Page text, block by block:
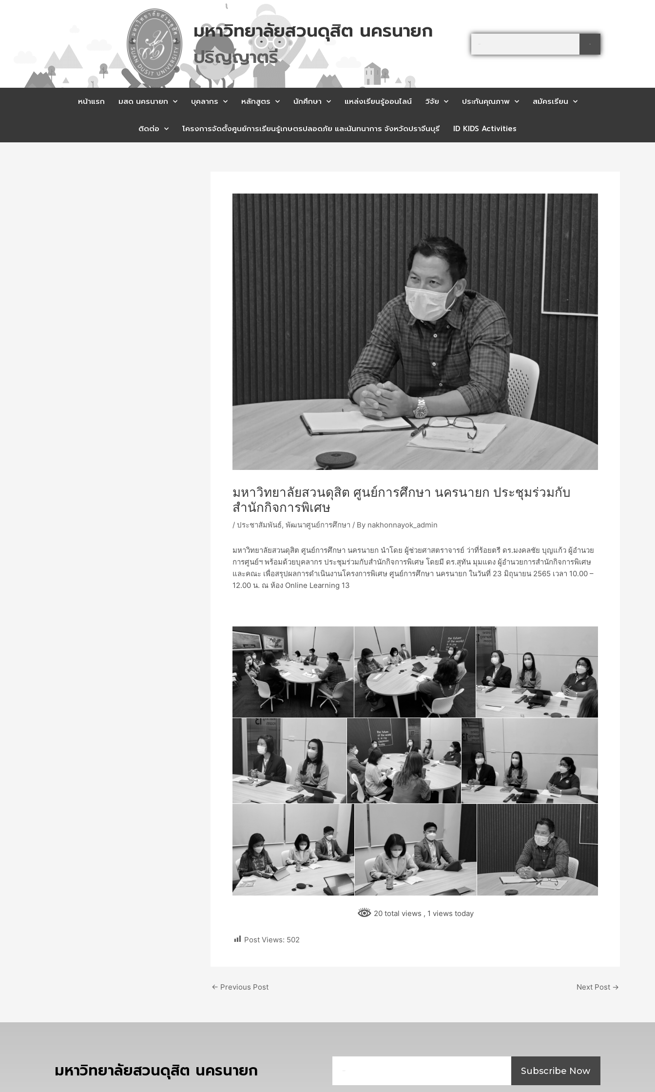
มหาวิทยาลัยสวนดุสิต นครนายก
ปรญญาตร
Search
หน้าแรก มสด นครนายก บุคลากร หลักสูตร นักศึกษา แหล่งเรียนรู้ออนไลน์ วิจัย ประกันคุณภาพ สมัครเรียน
ติดต่อ โครงการจัดตั้งศูนย์การเรียนรู้เกษตรปลอดภัย และนันทนาการ จังหวัดปราจีนบุรี ID KIDS Activities
มหาวิทยาลัยสวนดุสิต ศูนย์การศึกษา นครนายก ประชุมร่วมกับ
สำนักกิจการพิเศษ
/ ประชาสัมพันธ์, พัฒนาศูนย์การศึกษา / By nakhonnayok_admin
มหาวิทยาลัยสวนดุสิต ศูนย์การศึกษา นครนายก นำโดย ผู้ช่วยศาสตราจารย์ ว่าที่ร้อยตรี ดร.มงคลชัย บุญแก้ว ผู้อำนวย
การศูนย์ฯ พร้อมด้วยบุคลากร ประชุมร่วมกับสำนักกิจการพิเศษ โดยมี ดร.สุทัน มุมแดง ผู้อำนวยการสำนักกิจการพิเศษ
และคณะ เพื่อสรุปผลการดำเนินงานโครงการพิเศษ ศูนย์การศึกษา นครนายก ในวันที่ 23 มิถุนายน 2565 เวลา 10.00 –
12.00 น. ณ ห้อง Online Learning 13
20 total views , 1 views today
Post Views: 502
← Previous Post Next Post →
มหาวิทยาลัยสวนดุสิต นครนายก Subscribe Now